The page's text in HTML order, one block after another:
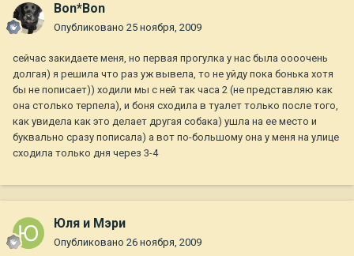
Bon*Bon
Опубликовано 25 ноября, 2009
сейчас закидаете меня, но первая прогулка у нас была оооочень
долгая) я решила что раз уж вывела, то не уйду пока бонька хотя
бы не пописает)) ходили мы с ней так часа 2 (не представляю как
она столько терпела), и боня сходила в туалет только после того,
как увидела как это делает другая собака) ушла на ее место и
буквально сразу пописала) а вот по-большому она у меня на улице
сходила только дня через 3-4
Юля и Мэри
Опубликовано 26 ноября, 2009